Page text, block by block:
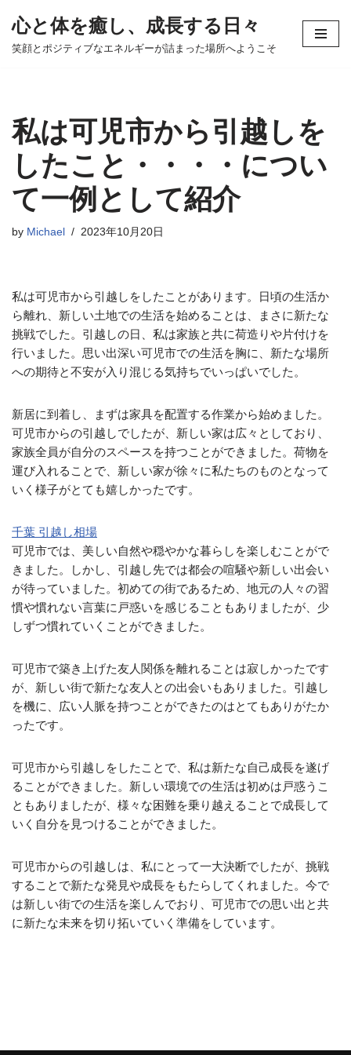
コ
ツ
へ
ス
キ
ッ
心と体を癒し、成長する日々
笑顔とポジティブなエネルギーが詰まった場所へようこそ
私は可児市から引越しを
したこと・・・・につい
て一例として紹介
by Michael 2023年10月20日
私は可児市から引越しをしたことがあります。日頃の生活か
ら離れ、新しい土地での生活を始めることは、まさに新たな
挑戦でした。引越しの日、私は家族と共に荷造りや片付けを
行いました。思い出深い可児市での生活を胸に、新たな場所
への期待と不安が入り混じる気持ちでいっぱいでした。
新居に到着し、まずは家具を配置する作業から始めました。
可児市からの引越しでしたが、新しい家は広々としており、
家族全員が自分のスペースを持つことができました。荷物を
運び入れることで、新しい家が徐々に私たちのものとなって
いく様子がとても嬉しかったです。
千葉 引越し相場
可児市では、美しい自然や穏やかな暮らしを楽しむことがで
きました。しかし、引越し先では都会の喧騒や新しい出会い
が待っていました。初めての街であるため、地元の人々の習
慣や慣れない言葉に戸惑いを感じることもありましたが、少
しずつ慣れていくことができました。
可児市で築き上げた友人関係を離れることは寂しかったです
が、新しい街で新たな友人との出会いもありました。引越し
を機に、広い人脈を持つことができたのはとてもありがたか
ったです。
可児市から引越しをしたことで、私は新たな自己成長を遂げ
ることができました。新しい環境での生活は初めは戸惑うこ
ともありましたが、様々な困難を乗り越えることで成長して
いく自分を見つけることができました。
可児市からの引越しは、私にとって一大決断でしたが、挑戦
することで新たな発見や成長をもたらしてくれました。今で
は新しい街での生活を楽しんでおり、可児市での思い出と共
に新たな未来を切り拓いていく準備をしています。